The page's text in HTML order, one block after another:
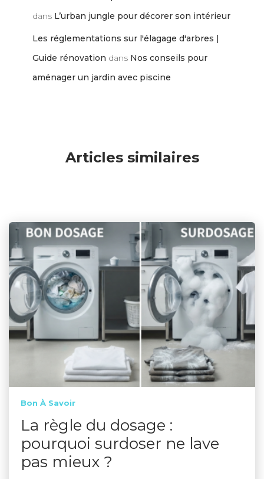
dans L’urban jungle pour décorer son intérieur
Les réglementations sur l'élagage d'arbres |
Guide rénovation dans Nos conseils pour
aménager un jardin avec piscine
Articles similaires
Bon À Savoir
La règle du dosage :
pourquoi surdoser ne lave
pas mieux ?